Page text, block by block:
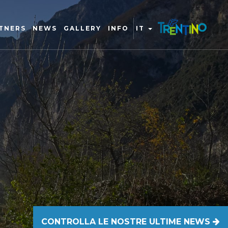
CONTROLLA LE NOSTRE ULTIME NEWS
NEWS GALLERY INFO IT